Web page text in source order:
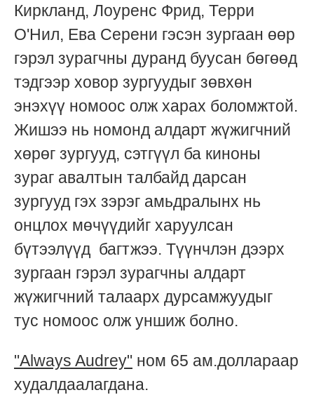
Киркланд, Лоуренс Фрид, Терри
О'Нил, Ева Серени гэсэн зургаан өөр
гэрэл зурагчны дуранд буусан бөгөөд
тэдгээр ховор зургуудыг зөвхөн
энэхүү номоос олж харах боломжтой.
Жишээ нь номонд алдарт жүжигчний
хөрөг зургууд, сэтгүүл ба киноны
зураг авалтын талбайд дарсан
зургууд гэх зэрэг амьдралынх нь
онцлох мөчүүдийг харуулсан
бүтээлүүд багтжээ. Түүнчлэн дээрх
зургаан гэрэл зурагчны алдарт
жүжигчний талаарх дурсамжуудыг
тус номоос олж уншиж болно.
"Always Audrey" ном 65 ам.доллараар
худалдаалагдана.